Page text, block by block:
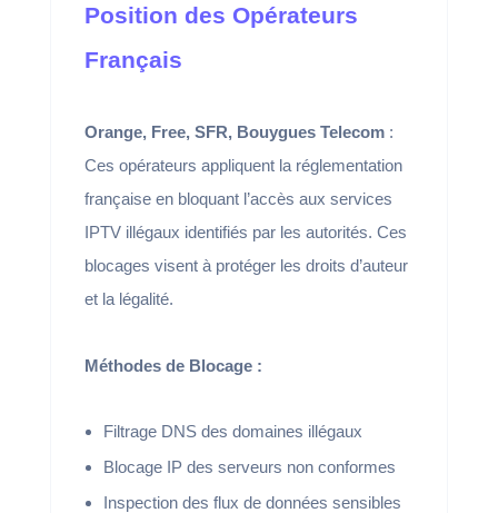
Position des Opérateurs
Français
Orange, Free, SFR, Bouygues Telecom:
Ces opérateurs appliquent la réglementation
française en bloquant l’accès aux services
IPTV illégaux identifiés par les autorités. Ces
blocages visent à protéger les droits d’auteur
et la légalité.
Méthodes de Blocage :
Filtrage DNS des domaines illégaux
Blocage IP des serveurs non conformes
Inspection des flux de données sensibles